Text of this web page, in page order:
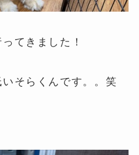
てきました！
そらくんです。。笑